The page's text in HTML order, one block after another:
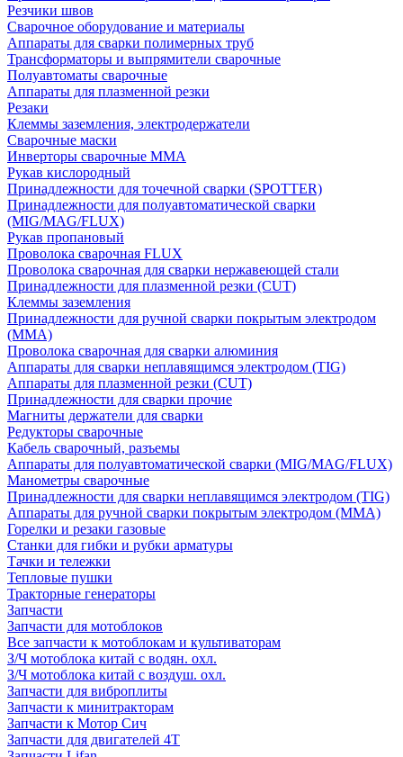
Резчики швов
Сварочное оборудование и материалы
Аппараты для сварки полимерных труб
Трансформаторы и выпрямители сварочные
Полуавтоматы сварочные
Аппараты для плазменной резки
Резаки
Клеммы заземления, электродержатели
Сварочные маски
Инверторы сварочные ММА
Рукав кислородный
Принадлежности для точечной сварки (SPOTTER)
Принадлежности для полуавтоматической сварки
(MIG/MAG/FLUX)
Рукав пропановый
Проволока сварочная FLUX
Проволока сварочная для сварки нержавеющей стали
Принадлежности для плазменной резки (CUT)
Клеммы заземления
Принадлежности для ручной сварки покрытым электродом
(MMA)
Проволока сварочная для сварки алюминия
Аппараты для сварки неплавящимся электродом (TIG)
Аппараты для плазменной резки (CUT)
Принадлежности для сварки прочие
Магниты держатели для сварки
Редукторы сварочные
Кабель сварочный, разъемы
Аппараты для полуавтоматической сварки (MIG/MAG/FLUX)
Манометры сварочные
Принадлежности для сварки неплавящимся электродом (TIG)
Аппараты для ручной сварки покрытым электродом (MMA)
Горелки и резаки газовые
Станки для гибки и рубки арматуры
Тачки и тележки
Тепловые пушки
Тракторные генераторы
Запчасти
Запчасти для мотоблоков
Все запчасти к мотоблокам и культиваторам
З/Ч мотоблока китай с водян. охл.
З/Ч мотоблока китай с воздуш. охл.
Запчасти для виброплиты
Запчасти к минитракторам
Запчасти к Мотор Сич
Запчасти для двигателей 4Т